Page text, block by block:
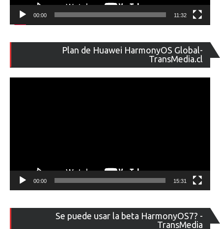
00:00 11:32
Plan de Huawei HarmonyOS Global-
TransMedia.cl
de
00:00 15:31
Se puede usar la beta HarmonyOS7? -
TransMedia
de